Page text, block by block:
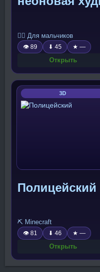
🧍‍♂️ Для мальчиков
👁 89 ⬇ 45 ★ —
Открыть
3D
Полицейский
⛏️ Minecraft
👁 81 ⬇ 46 ★ —
Открыть